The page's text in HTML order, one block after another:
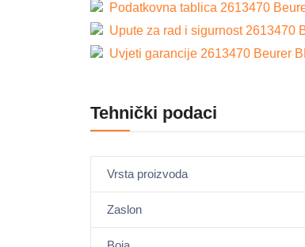
Podatkovna tablica 2613470
Upute za rad i sigurnost 2613470
Uvjeti garancije 2613470 Beurer
Tehnički podaci
Vrsta proizvoda
Zaslon